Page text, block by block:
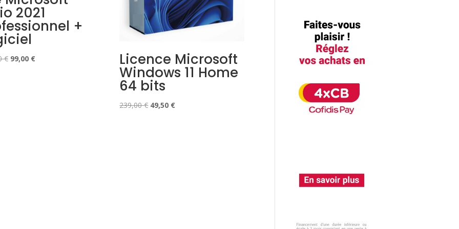
2021
+
€ Le
99,00 €Le
Licence Microsoft
Windows 11 Home
64 bits
239,00€ Le
49,50 €Le